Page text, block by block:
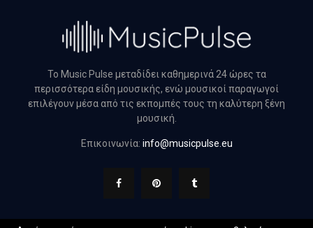
Το Music Pulse μεταδίδει καθημερινά 24 ώρες τα
περισσότερα είδη μουσικής, ενώ μουσικοί παραγωγοί
επιλέγουν μέσα από τις εκπομπές τους τη καλύτερη ξένη
μουσική.
Επικοινωνία: info@musicpulse.eu